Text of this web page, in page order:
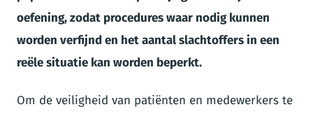
oefening, zodat procedures waar nodig kunnen
worden verfijnd en het aantal slachtoffers in een
reële situatie kan worden beperkt.
Om de veiligheid van patiënten en medewerkers te